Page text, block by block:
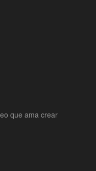
que ama crear